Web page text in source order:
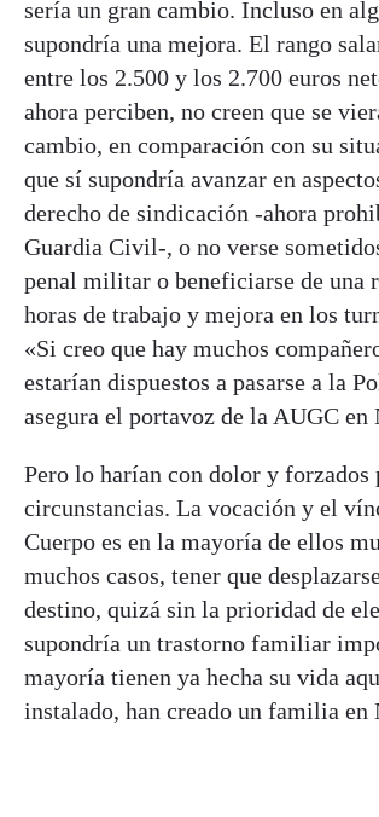
sería un gran cambio. Incluso en
supondría una mejora. El rango
entre los 2.500 y los 2.700 euros
ahora perciben, no creen que se
cambio, en comparación con su
que sí supondría avanzar en
derecho de sindicación -ahora
Guardia Civil-, o no verse
penal militar o beneficiarse de una
horas de trabajo y mejora en los
«Si creo que hay muchos
estarían dispuestos a pasarse a la
asegura el portavoz de la AUGC en
Pero lo harían con dolor y forzados
circunstancias. La vocación y el
Cuerpo es en la mayoría de ellos
muchos casos, tener que
destino, quizá sin la prioridad de
supondría un trastorno familiar
mayoría tienen ya hecha su vida
instalado, han creado un familia en